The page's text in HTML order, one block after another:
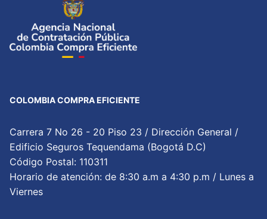
COLOMBIA COMPRA EFICIENTE
Carrera 7 No 26 - 20 Piso 23 / Dirección General /
Edificio Seguros Tequendama (Bogotá D.C)
Código Postal: 110311
Horario de atención: de 8:30 a.m a 4:30 p.m / Lunes a
Viernes